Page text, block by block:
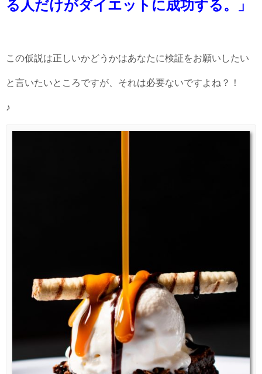
る人だけがダイエットに成功する。」
この仮説は正しいかどうかはあなたに検証をお願いしたい
と言いたいところですが、それは必要ないですよね？！
♪